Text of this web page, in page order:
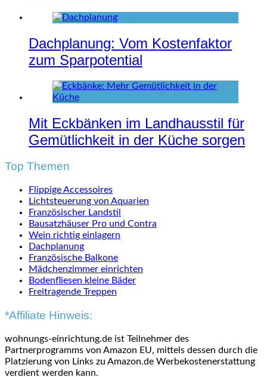
Dachplanung: Vom Kostenfaktor
zum Sparpotential
Mit Eckbänken im Landhausstil für
Gemütlichkeit in der Küche sorgen
Top Themen
Flippige Accessoires
Lichtsteuerung von Aquarien
Französischer Landstil
Bausatzhäuser Pro und Contra
Wein richtig einlagern
Dachplanung
Französische Balkone
Mädchenzimmer einrichten
Bodenfliesen kleine Bäder
Freitragende Treppen
*Affiliate Hinweis:
wohnungs-einrichtung.de ist Teilnehmer des
Partnerprogramms von Amazon EU, mittels dessen durch die
Platzierung von Links zu Amazon.de Werbekostenerstattung
verdient werden kann.